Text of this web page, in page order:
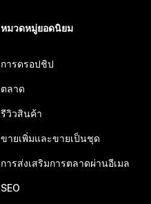
หมวดหมู่ยอดนิยม
การดรอปชิป
ตลาด
รีวิวสินค้า
ขายเพิ่มและขายเป็นชุด
การส่งเสริมการตลาดผ่านอีเมล
SEO